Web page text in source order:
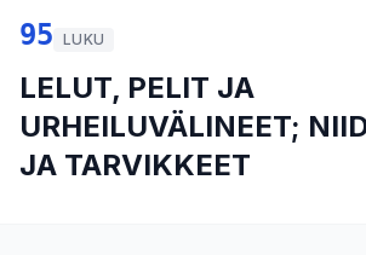
95 LUKU
LELUT, PELIT JA
URHEILUVÄLINEET;
JA TARVIKKEET